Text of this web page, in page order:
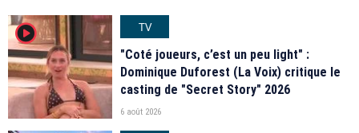
player2
TV
"Coté joueurs, c’est un peu light" :
Dominique Duforest (La Voix) critique le
casting de "Secret Story" 2026
6 août 2026